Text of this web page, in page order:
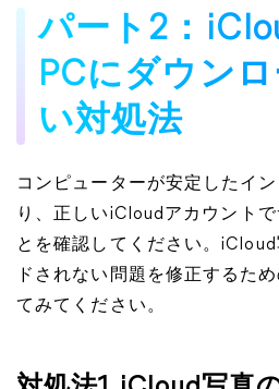
パート2：
PCにダウン
い対処法
コンピューターが安定したイ
り、正しいiCloudアカウント
とを確認してください。
ドされない問題を修正するた
てみてください。